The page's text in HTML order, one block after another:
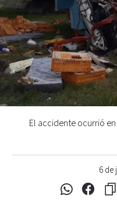
6 de
El accidente ocurrió